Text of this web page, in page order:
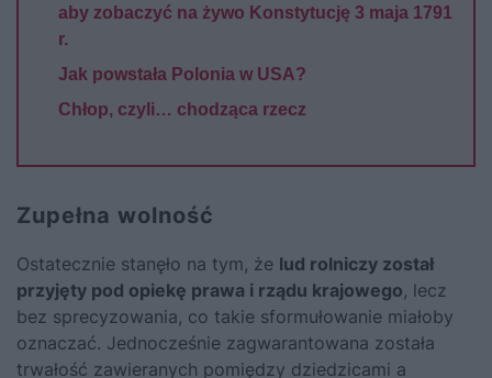
aby zobaczyć na żywo Konstytucję 3 maja 1791
r.
Jak powstała Polonia w USA?
Chłop, czyli… chodząca rzecz
Zupełna wolność
Ostatecznie stanęło na tym, że lud rolniczy został
przyjęty pod opiekę prawa i rządu krajowego, lecz
bez sprecyzowania, co takie sformułowanie miałoby
oznaczać. Jednocześnie zagwarantowana została
trwałość zawieranych pomiędzy dziedzicami a